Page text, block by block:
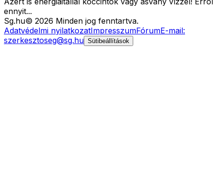
ennyit...
Sg.hu© 2026 Minden jog fenntartva.
Adatvédelmi nyilatkozatImpresszumFórumE-mail:
szerkesztoseg@sg.hu Sütibeállítások